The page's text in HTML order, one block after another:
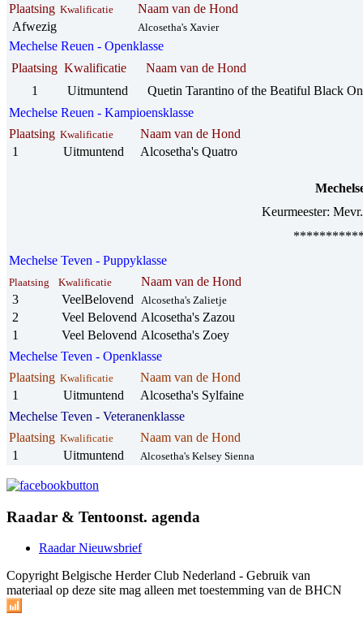
Plaatsing Kwalificatie
Naam van de Hond
Afwezig
Alcosetha's Xavier
Mechelse Reuen - Openklasse
Plaatsing Kwalificatie Naam van de
1 Uitmuntend Quetin Tarantino of the Beatiful Black On
Mechelse Reuen - Kampioensklasse
Plaatsing Kwalificatie
Naam van de Hond
1
Uitmuntend Alcosetha's Quatro
Keurmeester:
Mechelse Teven - Puppyklasse
Plaatsing Kwalificatie
Naam van de Hond
3
VeelBelovend Alcosetha's Zalietje
2 Veel Belovend Alcosetha's Zazou
1
Veel Belovend Alcosetha's Zoey
Mechelse Teven - Openklasse
Plaatsing Kwalificatie
Naam van de Hond
1
Uitmuntend
Alcosetha's Sylfaine
Mechelse Teven - Veteranenklasse
Plaatsing Kwalificatie
Naam van de Hond
1
Uitmuntend Alcosetha's Kelsey Sienna
Raadar & Tentoonst. agenda
Raadar Nieuwsbrief
Copyright Belgische Herder Club Nederland - Gebruik van
materiaal op deze site mag alleen met toestemming van de BHCN